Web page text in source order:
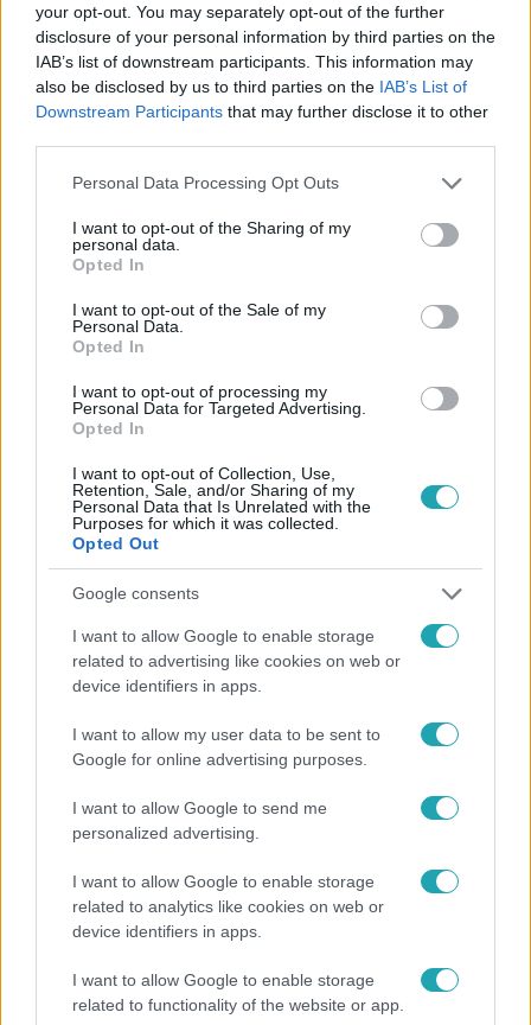
your opt-out. You may separately opt-out of the further
disclosure of your personal information by third parties on the
IAB’s list of downstream participants. This information may
also be disclosed by us to third parties on the IAB’s List of
Downstream Participants that may further disclose it to other
Please note that this website/app uses one or more Google
not limited to your visit or usage behaviour. You may click to
grant or deny consent to Google and its third-party tags to
use your data for below specified purposes in below Google
consent section.
Personal Data Processing Opt Outs
I want to opt-out of the Sharing of my
personal data.
Opted In
I want to opt-out of the Sale of my
Personal Data.
Opted In
I want to opt-out of processing my
Personal Data for Targeted Advertising.
Opted In
I want to opt-out of Collection, Use,
Retention, Sale, and/or Sharing of my
Personal Data that Is Unrelated with the
Purposes for which it was collected.
Opted Out
Google consents
I want to allow Google to enable storage
related to advertising like cookies on web or
device identifiers in apps.
I want to allow my user data to be sent to
Google for online advertising purposes.
I want to allow Google to send me
personalized advertising.
I want to allow Google to enable storage
related to analytics like cookies on web or
device identifiers in apps.
I want to allow Google to enable storage
related to functionality of the website or app.
Kövess minket, és értesülj a friss
hírekről a Facebookon is!
DIVATTERVEZŐ
PÁRIZS
Népszerű
Reggeli
Öt gyereket neveltek fel közösen – szinte
sosem mutatja meg férjét Ungár Anikó